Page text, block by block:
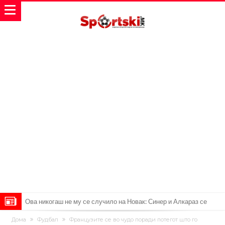
Ова никогаш не му се случило на Новак: Синер и Алкараз се
повлекуваат, а Зверев веднаш се „распадна“
Реал Мадрид донесе одлука: Eндрик заминува во Премиер
Дома Фудбал
Французите се во чудо поради потегот што го